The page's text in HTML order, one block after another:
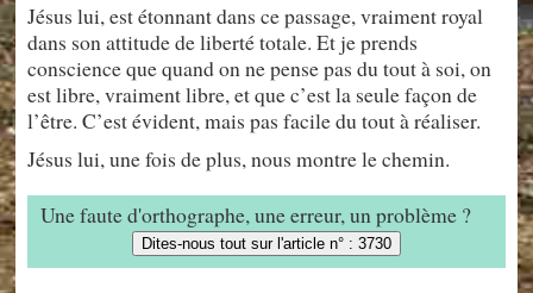
Jésus lui, est étonnant dans ce passage, vraiment royal
dans son attitude de liberté totale. Et je prends
conscience que quand on ne pense pas du tout à soi, on
est libre, vraiment libre, et que c’est la seule façon de
l’être. C’est évident, mais pas facile du tout à réaliser.
Jésus lui, une fois de plus, nous montre le chemin.
Une faute d'orthographe, une erreur, un problème ?
Dites-nous tout sur l'article n° : 3730